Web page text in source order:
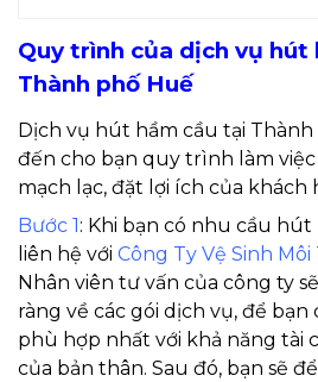
Quy trình của dịch vụ hút
Thành phố Huế
Dịch vụ hút hầm cầu tại
đến cho bạn quy trình làm
mạch lạc, đặt lợi ích của
Bước 1: Khi bạn có nhu cầu hút
liên hệ với Công Ty Vệ Sinh
Nhân viên tư vấn của công ty
ràng về các gói dịch vụ, để
phù hợp nhất với khả năng tài
của bản thân. Sau đó, bạn sẽ